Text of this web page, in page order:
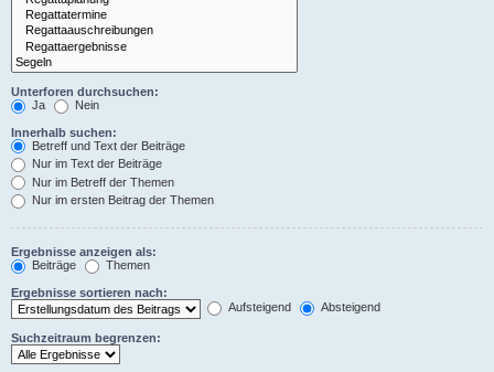
Unterforen durchsuchen:
Ja
Nein
Innerhalb suchen:
Betreff und Text der Beiträge
Nur im Text der Beiträge
Nur im Betreff der Themen
Nur im ersten Beitrag der Themen
Ergebnisse anzeigen als:
Beiträge
Themen
Ergebnisse sortieren nach:
Aufsteigend
Absteigend
Suchzeitraum begrenzen: